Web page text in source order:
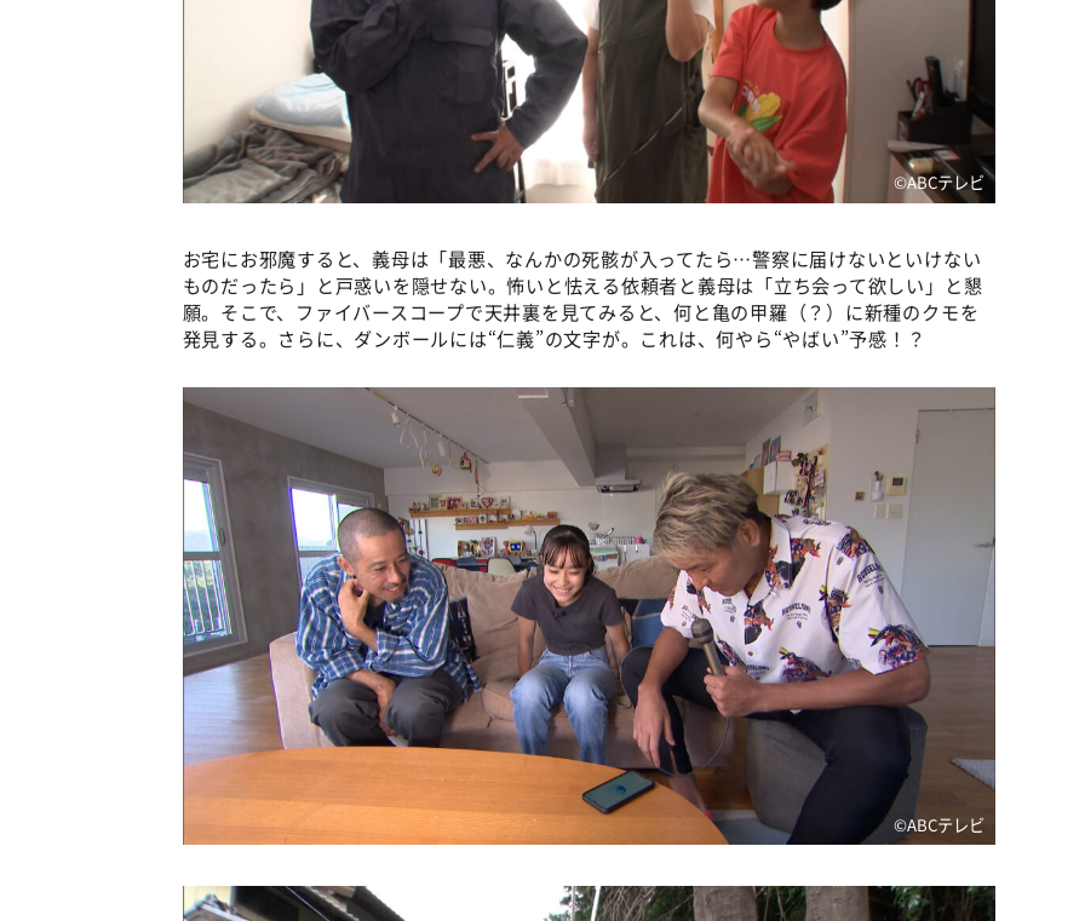
©️ABCテレビ
お宅にお邪魔すると、義母は「最悪、なんかの死骸が入ってたら…警察に届けないといけない
ものだったら」と戸惑いを隠せない。怖いと怯える依頼者と義母は「立ち会って欲しい」と懇
願。そこで、ファイバースコープで天井裏を見てみると、何と亀の甲羅（？）に新種のクモを
発見する。さらに、ダンボールには“仁義”の文字が。これは、何やら“やばい”予感！？
©️ABCテレビ